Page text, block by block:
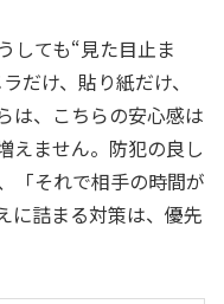
しても“見た目止ま
だけ、貼り紙だけ、
は、こちらの安心感は
えません。防犯の良し
「それで相手の時間が
に詰まる対策は、優先